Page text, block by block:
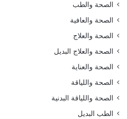
الصحة والطب
الصحة والعافية
الصحة والعلاج
الصحة والعلاج البديل
الصحة والعناية
الصحة واللياقة
الصحة واللياقة البدنية
الطب البديل